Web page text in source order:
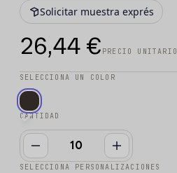
Solicitar muestra exprés
26,44 € PRECIO UNITARIO
SELECCIONA UN COLOR
CANTIDAD
SELECCIONA PERSONALIZACIONES